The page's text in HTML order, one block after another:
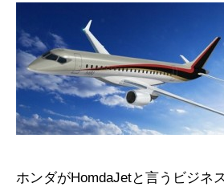
ホンダがHomdaJetと言うビジネ